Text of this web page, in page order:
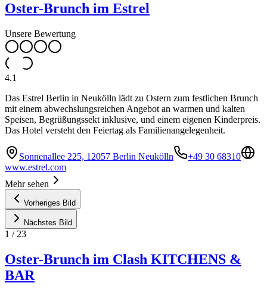
Oster-Brunch im Estrel
Unsere Bewertung
4.1
Das Estrel Berlin in Neukölln lädt zu Ostern zum festlichen Brunch
mit einem abwechslungsreichen Angebot an warmen und kalten
Speisen, Begrüßungssekt inklusive, und einem eigenen Kinderpreis.
Das Hotel versteht den Feiertag als Familienangelegenheit.
Sonnenallee 225, 12057 Berlin Neukölln
+49 30 68310
www.estrel.com
Mehr sehen
Vorheriges Bild
Nächstes Bild
1 / 23
Oster-Brunch im Clash KITCHENS &
BAR